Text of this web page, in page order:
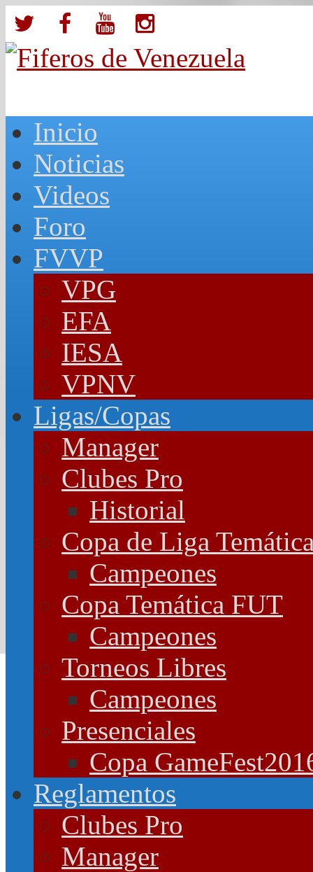
Inicio
Noticias
Videos
Foro
FVVP
VPG
EFA
IESA
VPNV
Ligas/Copas
Manager
Clubes Pro
Historial
Copa de Liga
Campeones
Copa Temática FUT
Campeones
Torneos Libres
Campeones
Presenciales
Copa
Reglamentos
Clubes Pro
Manager